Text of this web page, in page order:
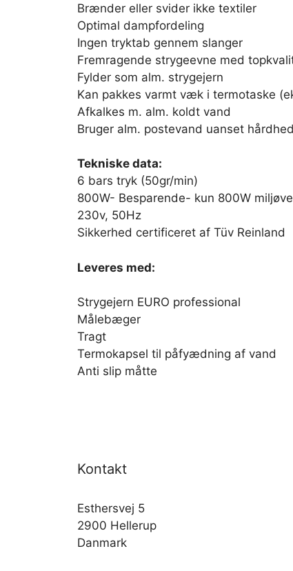
Brænder eller svider ikke textiler
Optimal dampfordeling
Ingen tryktab gennem slanger
Fremragende strygeevne med
Fylder som alm. strygejern
Kan pakkes varmt væk i termotaske
Afkalkes m. alm. koldt vand
Bruger alm. postevand uanset hårdhed
Tekniske data:
6 bars tryk (50gr/min)
800W- Besparende- kun 800W
230v, 50Hz
Sikkerhed certificeret af Tüv Reinland
Leveres med:
Strygejern EURO professional
Målebæger
Tragt
Termokapsel til påfyædning af vand
Anti slip måtte
Kontakt
Esthersvej 5
2900 Hellerup
Danmark